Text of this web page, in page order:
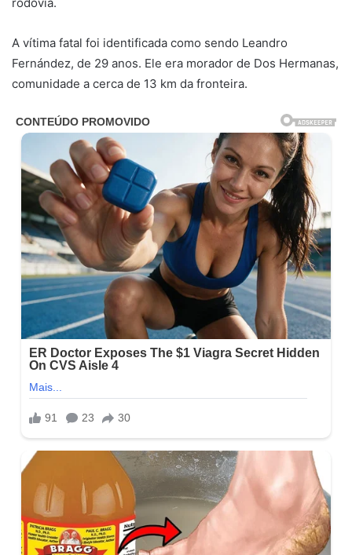
A vítima fatal foi identificada como sendo Leandro
Fernández, de 29 anos. Ele era morador de Dos Hermanas,
comunidade a cerca de 13 km da fronteira.